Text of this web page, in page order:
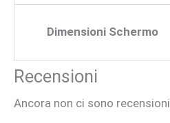
Dimensioni Schermo
Recensioni
Ancora non ci sono recensioni.